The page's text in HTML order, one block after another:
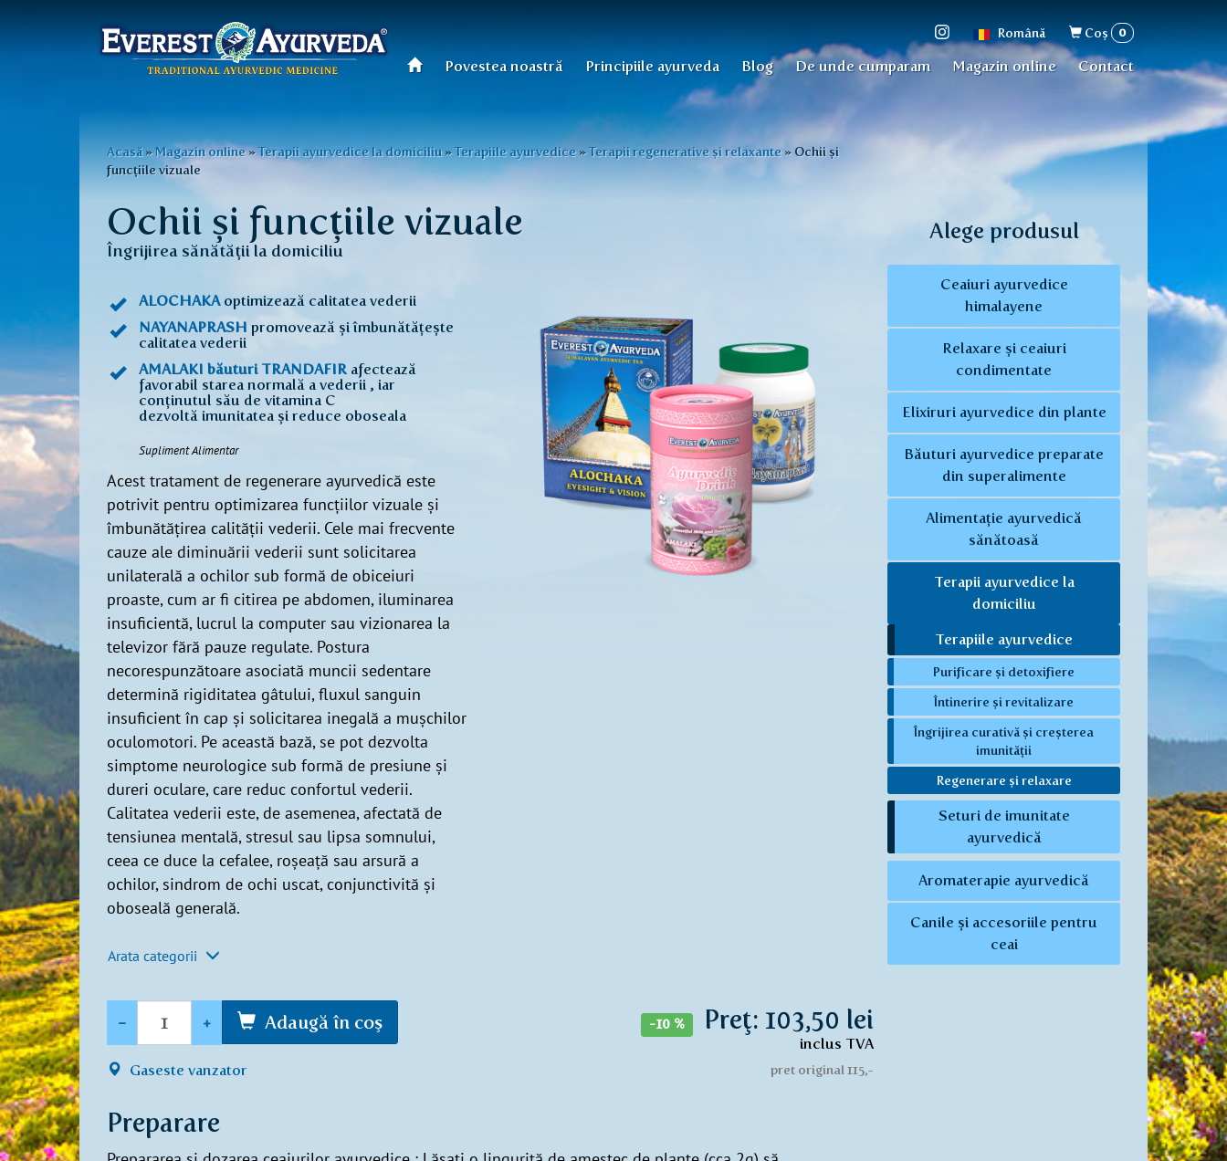
Română
Formular
de
căutare
Coş 0
Meniu
principal
Povestea noastră Principiile ayurveda Blog De unde cumparam Magazin online Contact
Eşti
aici
Acasă »Magazin online»Terapii ayurvedice la domiciliu »Terapiile ayurvedice »Terapii regenerative și relaxante » Ochii și
funcțiile vizuale
Ochii și funcțiile vizuale
Îngrijirea sănătății la domiciliu
ALOCHAKAoptimizează calitatea vederii
NAYANAPRASH promovează și îmbunătățește
calitatea vederii
AMALAKI băuturi TRANDAFIR afectează
favorabil starea normală a vederii , iar
conținutul său de vitamina C
dezvoltă imunitatea și reduce oboseala
Supliment Alimentar
Acest tratament de regenerare ayurvedică este
potrivit pentru optimizarea funcțiilor vizuale și
îmbunătățirea calității vederii. Cele mai frecvente
cauze ale diminuării vederii sunt solicitarea
unilaterală a ochilor sub formă de obiceiuri
proaste, cum ar fi citirea pe abdomen, iluminarea
insuficientă, lucrul la computer sau vizionarea la
televizor fără pauze regulate. Postura
necorespunzătoare asociată muncii sedentare
determină rigiditatea gâtului, fluxul sanguin
insuficient în cap și solicitarea inegală a mușchilor
oculomotori. Pe această bază, se pot dezvolta
simptome neurologice sub formă de presiune și
dureri oculare, care reduc confortul vederii.
Calitatea vederii este, de asemenea, afectată de
tensiunea mentală, stresul sau lipsa somnului,
ceea ce duce la cefalee, roșeață sau arsură a
ochilor, sindrom de ochi uscat, conjunctivită și
oboseală generală.
Arata categorii
- + Adaugă în coş
Gaseste vanzator
-10 % Preţ: 103,50 lei
inclus TVA
pret original 115,-
Preparare
Alege produsul
Ceaiuri ayurvedice
himalayene
Relaxare și ceaiuri
condimentate
Elixiruri ayurvedice din plante
Băuturi ayurvedice preparate
din superalimente
Alimentație ayurvedică
sănătoasă
Terapii ayurvedice la
domiciliu
Terapiile ayurvedice
Purificare și detoxifiere
Întinerire și revitalizare
Îngrijirea curativă și creșterea
imunității
Regenerare și relaxare
Seturi de imunitate
ayurvedică
Aromaterapie ayurvedică
Canile și accesoriile pentru
ceai